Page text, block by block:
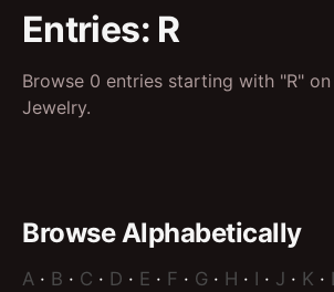
Entries: R
Browse 0 entries starting with "R"
Jewelry.
Browse Alphabetically
A · B · C · D · E · F · G · H · I · J · K ·